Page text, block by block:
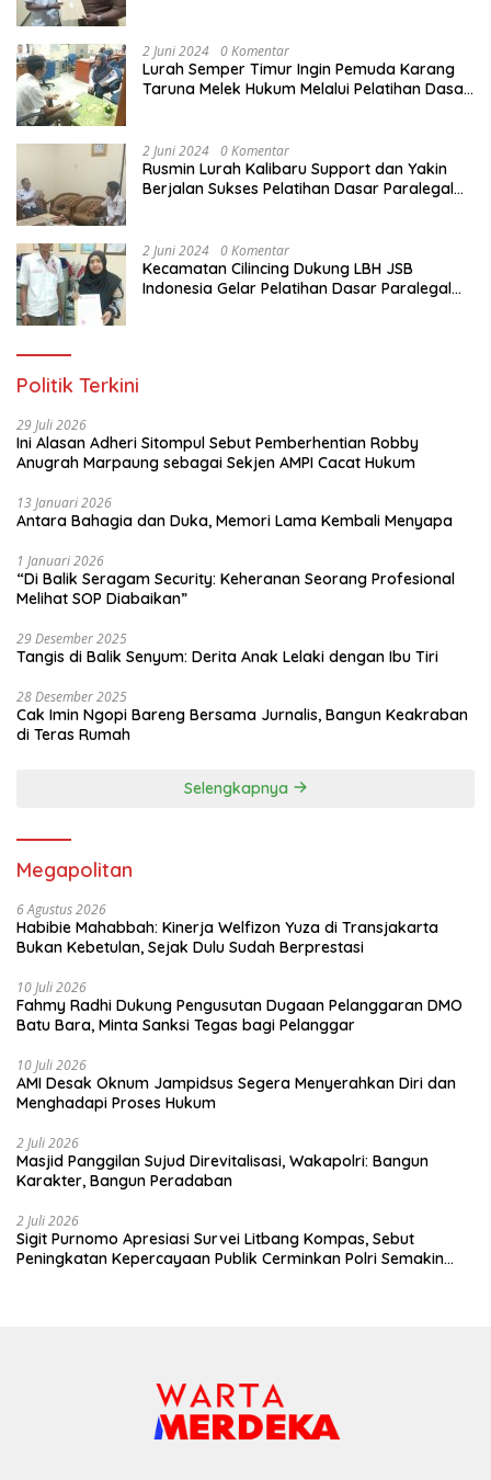
2 Juni 2024 0 Komentar
Lurah Semper Timur Ingin Pemuda Karang
Taruna Melek Hukum Melalui Pelatihan Dasar
2 Juni 2024 0 Komentar
Rusmin Lurah Kalibaru Support dan Yakin
Berjalan Sukses Pelatihan Dasar Paralegal
2 Juni 2024 0 Komentar
Kecamatan Cilincing Dukung LBH JSB
Indonesia Gelar Pelatihan Dasar Paralegal
Politik Terkini
29 Juli 2026
Ini Alasan Adheri Sitompul Sebut Pemberhentian Robby
Anugrah Marpaung sebagai Sekjen AMPI Cacat Hukum
13 Januari 2026
Antara Bahagia dan Duka, Memori Lama Kembali Menyapa
1 Januari 2026
“Di Balik Seragam Security: Keheranan Seorang Profesional
Melihat SOP Diabaikan”
29 Desember 2025
Tangis di Balik Senyum: Derita Anak Lelaki dengan Ibu Tiri
28 Desember 2025
Cak Imin Ngopi Bareng Bersama Jurnalis, Bangun Keakraban
di Teras Rumah
Selengkapnya
Megapolitan
6 Agustus 2026
Habibie Mahabbah: Kinerja Welfizon Yuza di Transjakarta
Bukan Kebetulan, Sejak Dulu Sudah Berprestasi
10 Juli 2026
Fahmy Radhi Dukung Pengusutan Dugaan Pelanggaran DMO
Batu Bara, Minta Sanksi Tegas bagi Pelanggar
10 Juli 2026
AMI Desak Oknum Jampidsus Segera Menyerahkan Diri dan
Menghadapi Proses Hukum
2 Juli 2026
Masjid Panggilan Sujud Direvitalisasi, Wakapolri: Bangun
Karakter, Bangun Peradaban
2 Juli 2026
Sigit Purnomo Apresiasi Survei Litbang Kompas, Sebut
Peningkatan Kepercayaan Publik Cerminkan Polri Semakin